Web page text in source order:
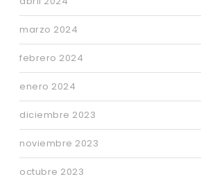
marzo 2024
febrero 2024
enero 2024
diciembre 2023
noviembre 2023
octubre 2023